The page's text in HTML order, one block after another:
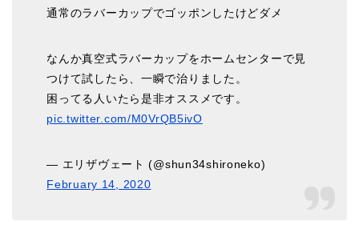
通常のラバーカップでゴッポンしたけどダメ
なんか真空式ラバーカップをホームセンターで見
つけて試したら、一瞬で治りました。
困ってる人いたら是非オススメです。
pic.twitter.com/M0VrQB5ivO
— エリザヴェート (@shun34shironeko)
February 14, 2020